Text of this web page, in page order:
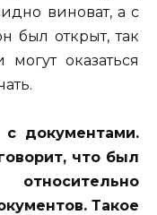
виноват, а с
был открыт, так
оказаться
документами.
что был
Такое